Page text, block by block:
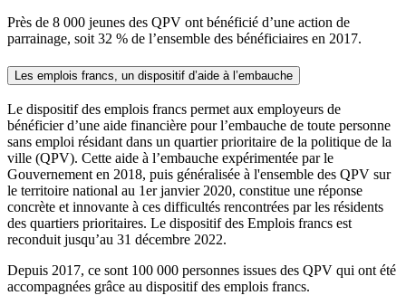
Près de 8 000 jeunes des QPV ont bénéficié d’une action de
parrainage, soit 32 % de l’ensemble des bénéficiaires en 2017.
Les emplois francs, un dispositif d’aide à l’embauche
Le dispositif des emplois francs permet aux employeurs de
bénéficier d’une aide financière pour l’embauche de toute personne
sans emploi résidant dans un quartier prioritaire de la politique de la
ville (QPV). Cette aide à l’embauche expérimentée par le
Gouvernement en 2018, puis généralisée à l'ensemble des QPV sur
le territoire national au 1er janvier 2020, constitue une réponse
concrète et innovante à ces difficultés rencontrées par les résidents
des quartiers prioritaires. Le dispositif des Emplois francs est
reconduit jusqu’au 31 décembre 2022.
Depuis 2017, ce sont 100 000 personnes issues des QPV qui ont été
accompagnées grâce au dispositif des emplois francs.